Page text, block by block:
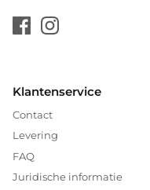
Klantenservice
Contact
Levering
FAQ
Juridische informatie